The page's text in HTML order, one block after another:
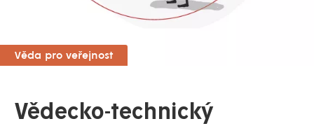
Věda pro veřejnost
Vědecko-technický